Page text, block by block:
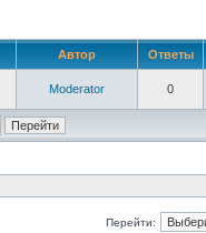
Автор Ответы
Moderator 0
Перейти: